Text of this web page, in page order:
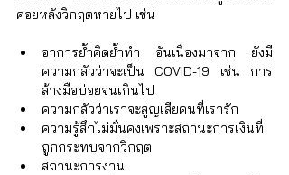
คอยหลังวิกฤตหายไป เช่น
อาการย้ำคิดย้ำทำ อันเนื่องมาจาก ยังมี
ความกลัวว่าจะเป็น COVID-19 เช่น การ
ล้างมือบ่อยจนเกินไป
ความกลัวว่าเราจะสูญเสียคนที่เรารัก
ความรู้สึกไม่มั่นคงเพราะสถานะการเงินที่
ถูกกระทบจากวิกฤต
สถานะการงาน